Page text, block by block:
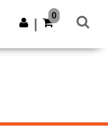
App holen
0